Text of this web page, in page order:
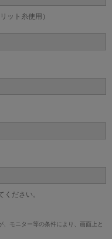
ット糸使用）
ださい。
モニター等の条件により、画面上と